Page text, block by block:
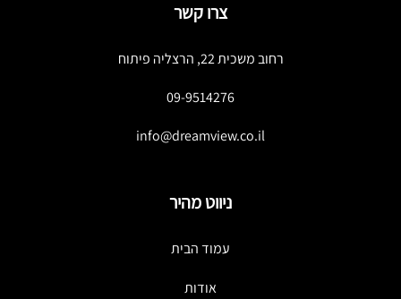
צרו קשר
רחוב משכית 22, הרצליה פיתוח
09-9514276
info@dreamview.co.il
ניווט מהיר
עמוד הבית
אודות